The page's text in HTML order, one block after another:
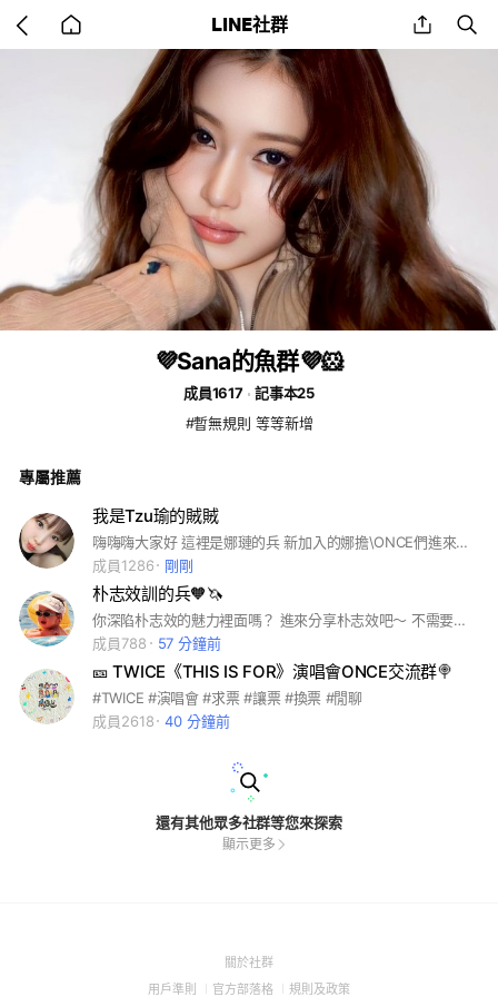
back
to
LINE社群 share
💜Sana的魚群💜🐹
成員1617
記事本25
#暫無規則 等等新增
專屬推薦
我是Tzu瑜的賊賊
嗨嗨嗨大家好 這裡是娜璉的兵 新加入的娜擔\ONCE們進來先閱讀群組記事本喔 希望大家能在裡面盡情討論賊賊 也可以分享照片/影片 但別吵架啦！！ 吵架的話管管們會立刻出面制止哈哈哈 這個群組的用意是希望大家都開心～ #TWICE #娜璉 #ONCE
成員1286
剛剛
朴志效訓的兵🧡🦄
你深陷朴志效的魅力裡面嗎？ 進來分享朴志效吧～ 不需要理由！喜歡他就好！ #朴志效 #TWICE #ONCE ⚠️這是朴志效的群組 不是其他人 不是朴志訓 麻煩幫我看清楚！！！！！謝謝大家🫶
成員788
57 分鐘前
🎫 TWICE《THIS IS FOR》演唱會ONCE交流群🍭
#TWICE #演唱會 #求票 #讓票 #換票 #閒聊
成員2618
40 分鐘前
還有其他眾多社群等您來探索
顯示更多
關於社群(Open
用戶準則 (Open
官方部落格 (Open
規則及政策(Open